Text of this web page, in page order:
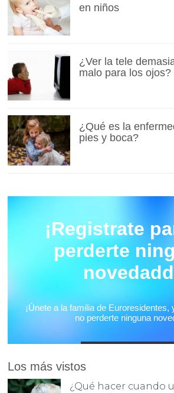
en niños
¿Ver la tele
malo para los ojos?
¿Qué es la
pies y boca?
Los más vistos
¿Qué hacer cuando